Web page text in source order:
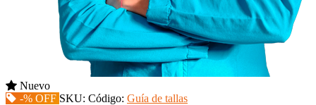
Nuevo
-% OFF SKU: Código: Guía de tallas